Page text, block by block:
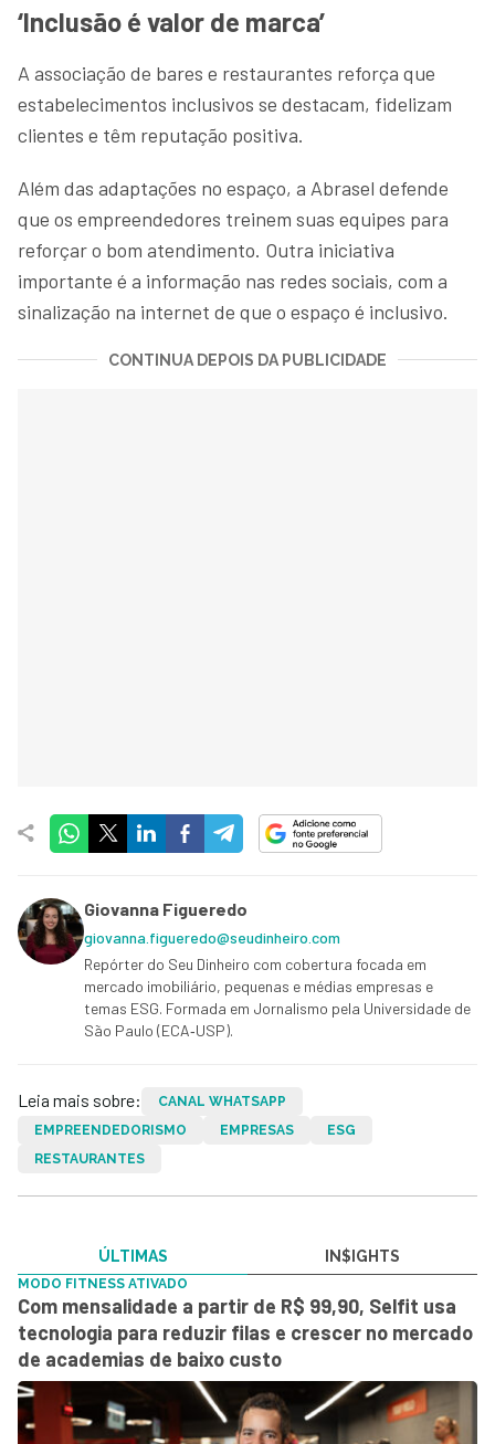
‘Inclusão é valor de marca’
A associação de bares e restaurantes reforça que
estabelecimentos inclusivos se destacam, fidelizam
clientes e têm reputação positiva.
Além das adaptações no espaço, a Abrasel defende
que os empreendedores treinem suas equipes para
reforçar o bom atendimento. Outra iniciativa
importante é a informação nas redes sociais, com a
sinalização na internet de que o espaço é inclusivo.
CONTINUA DEPOIS DA PUBLICIDADE
Giovanna Figueredo
giovanna.figueredo@seudinheiro.com
Repórter do Seu Dinheiro com cobertura focada em
mercado imobiliário, pequenas e médias empresas e
temas ESG. Formada em Jornalismo pela Universidade de
São Paulo (ECA‑USP).
Leia mais sobre:
CANAL WHATSAPP
EMPREENDEDORISMO
EMPRESAS
ESG
RESTAURANTES
ÚLTIMAS IN$IGHTS
MODO FITNESS ATIVADO
Com mensalidade a partir de R$ 99,90, Selfit usa
tecnologia para reduzir filas e crescer no mercado
de academias de baixo custo